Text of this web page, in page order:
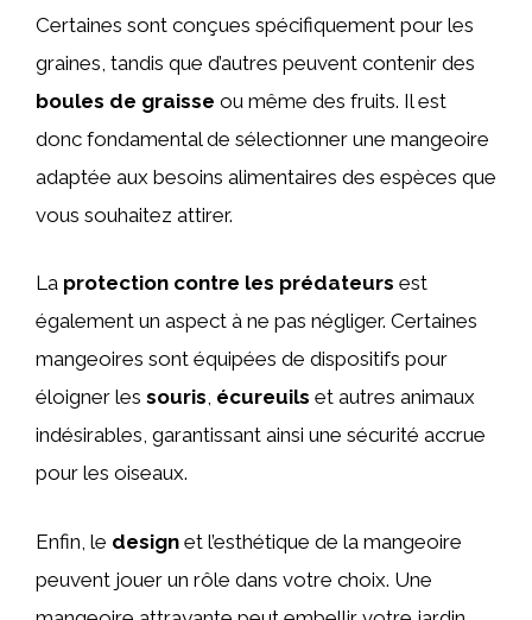
Certaines sont conçues spécifiquement pour les
graines, tandis que d’autres peuvent contenir des
boules de graisse ou même des fruits. Il est
donc fondamental de sélectionner une mangeoire
adaptée aux besoins alimentaires des espèces que
vous souhaitez attirer.
La protection contre les prédateurs est
également un aspect à ne pas négliger. Certaines
mangeoires sont équipées de dispositifs pour
éloigner les souris, écureuils et autres animaux
indésirables, garantissant ainsi une sécurité accrue
pour les oiseaux.
Enfin, le design et l’esthétique de la mangeoire
peuvent jouer un rôle dans votre choix. Une